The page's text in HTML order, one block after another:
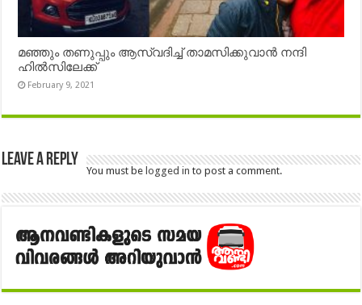
മഞ്ഞും തണുപ്പും ആസ്വദിച്ച് താമസിക്കുവാൻ നന്ദി
ഹിൽസിലേക്ക്
February 9, 2021
Leave a Reply
You must be logged in to post a comment.